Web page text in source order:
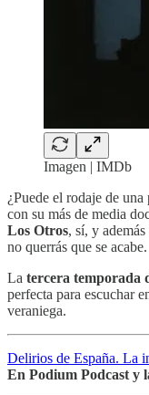
Imagen | IMDb
¿Puede el rodaje de
con su más de media
Los Otros, sí, y
no querrás que se acabe.
La tercera temporada
perfecta para escuchar
veraniega.
Delirios de España. La
En Podium Podcast y